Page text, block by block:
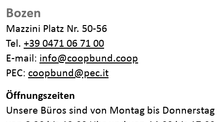
Bozen
Mazzini Platz Nr. 50-56
Tel. +39 0471 06 71 00
E-mail: info@coopbund.coop
PEC: coopbund@pec.it
Öffnungszeiten
Unsere Büros sind von Montag bis Donnerstag